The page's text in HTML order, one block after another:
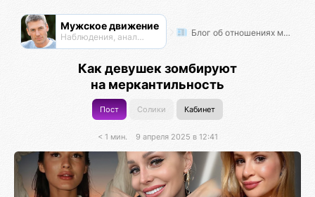
Мужское движение
Наблюдения, анализ, обсуждения Блог об отношениях мужчин и женщин
Как девушек зомбируют
на меркантильность
Пост Солики Кабинет
< 1 мин. 9 апреля 2025 в 12:41